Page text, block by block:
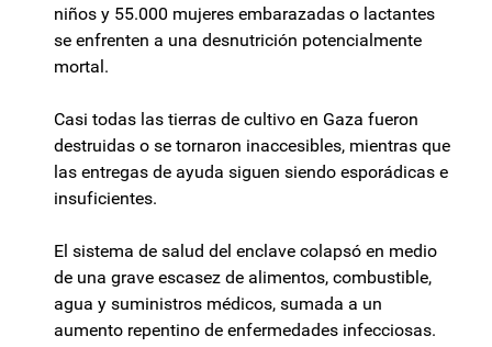
niños y 55.000 mujeres embarazadas o lactantes
se enfrenten a una desnutrición potencialmente
mortal.
Casi todas las tierras de cultivo en Gaza fueron
destruidas o se tornaron inaccesibles, mientras que
las entregas de ayuda siguen siendo esporádicas e
insuficientes.
El sistema de salud del enclave colapsó en medio
de una grave escasez de alimentos, combustible,
agua y suministros médicos, sumada a un
aumento repentino de enfermedades infecciosas.